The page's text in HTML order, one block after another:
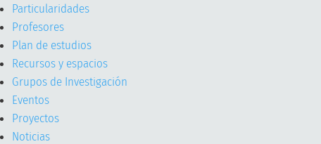
Particularidades
Profesores
Plan de estudios
Recursos y espacios
Grupos de Investigación
Eventos
Proyectos
Noticias